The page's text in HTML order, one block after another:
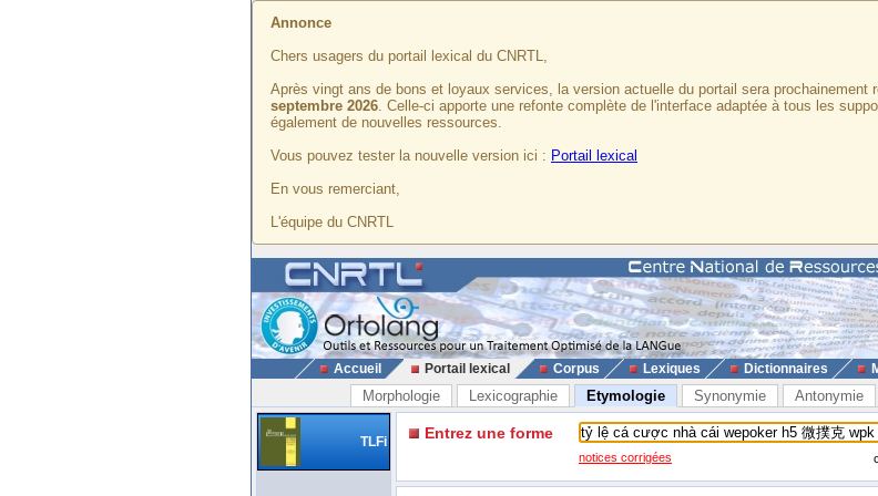
Annonce
Chers usagers du portail lexical du CNRTL,
Après vingt ans de bons et loyaux services, la version actuelle du portail sera prochainement
septembre 2026. Celle-ci apporte une refonte complète de l'interface adaptée à tous les
également de nouvelles ressources.
Vous pouvez tester la nouvelle version ici : Portail lexical
En vous remerciant,
L'équipe du CNRTL
Accueil Portail lexical Corpus Lexiques Dictionnaires
Morphologie Lexicographie Etymologie Synonymie Antonymie
TLFi Entrez une forme
notices corrigées